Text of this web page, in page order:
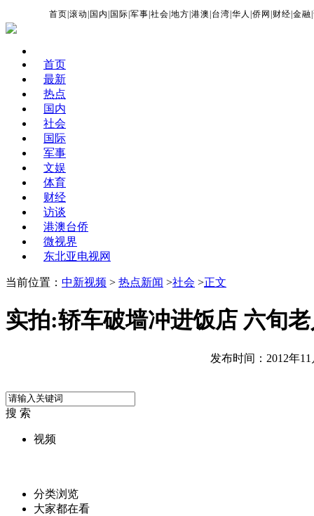
首页 |滚动 国内 国际 |军事 |社会 |地方 |港澳 台湾 |华人 |侨网 财经 |金融 |
首页
最新
热点
国内
社会
国际
军事
文娱
体育
财经
访谈
港澳台侨
微视界
东北亚电视网
当前位置： 中新视频 > 热点新闻 >社会 >正文
实拍:轿车破墙冲进饭店 六旬
发布时间：2012年11
搜 索
视频
分类浏览
大家都在看